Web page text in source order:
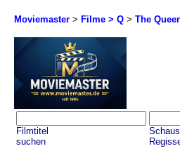
Moviemaster > Filme > Q > The
Filmtitel
suchen